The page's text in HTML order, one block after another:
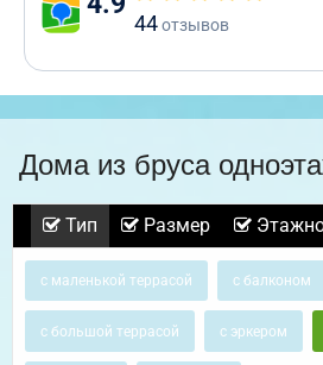
44отзывов
Дома из бруса
Тип Размер
с маленькой террасой с балконом
с большой террасой с эркером